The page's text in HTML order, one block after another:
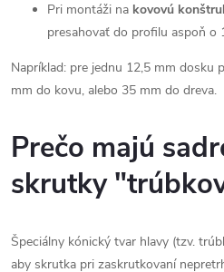
p
i
s
u
Pri montáži na kovovú
presahovať do profilu aspoň o
Napríklad: pre jednu 12,5 mm dosku
mm do kovu, alebo 35 mm do dreva.
Prečo majú
skrutky
Špeciálny kónický tvar hlavy (tzv.
aby skrutka pri zaskrutkovaní